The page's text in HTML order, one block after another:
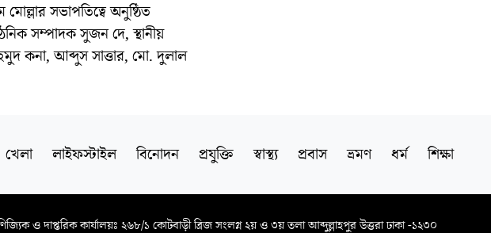
মোল্লার সভাপতিত্বে অনুষ্ঠিত
সম্পাদক সুজন দে, স্থানীয়
কনা, আব্দুস সাত্তার, মো. দুলাল
খেলা লাইফস্টাইল বিনোদন প্রযুক্তি স্বাস্থ্য প্রবাস ভ্রমণ ধর্ম শিক্ষা
ও দাপ্তরিক কার্যালয়ঃ ২৬৮/১ কোটবাড়ী ব্রিজ সংলগ্ন ২য় ও ৩য় তলা আব্দুল্লাহপুর উত্তরা ঢাকা -১২৩০